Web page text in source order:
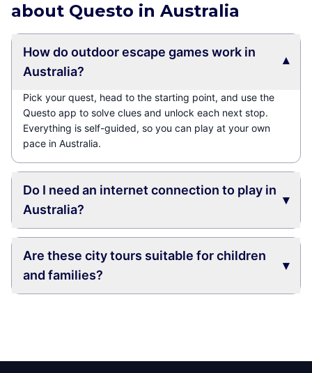
about Questo in Australia
How do outdoor escape games work in
Australia?
▾
Pick your quest, head to the starting point, and use the
Questo app to solve clues and unlock each next stop.
Everything is self-guided, so you can play at your own
pace in Australia.
Do I need an internet connection to play in
Australia?
▾
Are these city tours suitable for children
and families?
▾